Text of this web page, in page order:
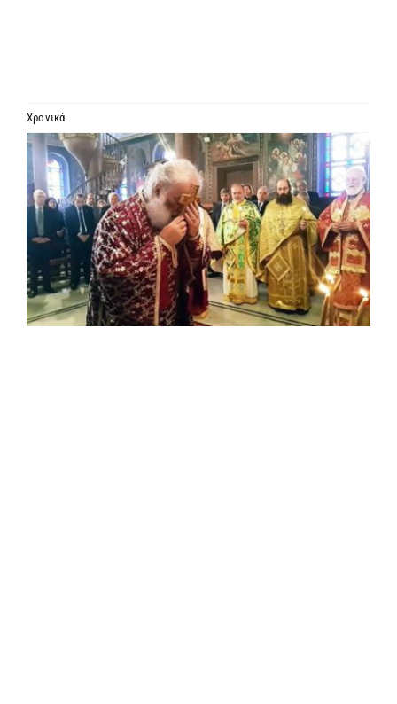
MEDIA
ΕΝΗΜΕΡΩΣΗ
ΣΥΝΔΕΣΕΙΣ
Χρονικά
Προβολή
μεγαλύτερης
εικόνας